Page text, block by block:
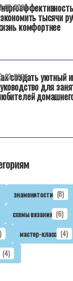
тысячи
комфортнее
02-2026
создать уютный
для
02-2026
знаменитости (8)
схемы вязания (6)
мастер-класс (4)
(4)